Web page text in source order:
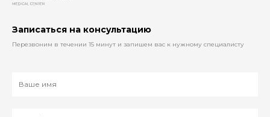
Записаться на консультацию
Перезвоним в течении 15 минут и запишем вас к нужному специалисту